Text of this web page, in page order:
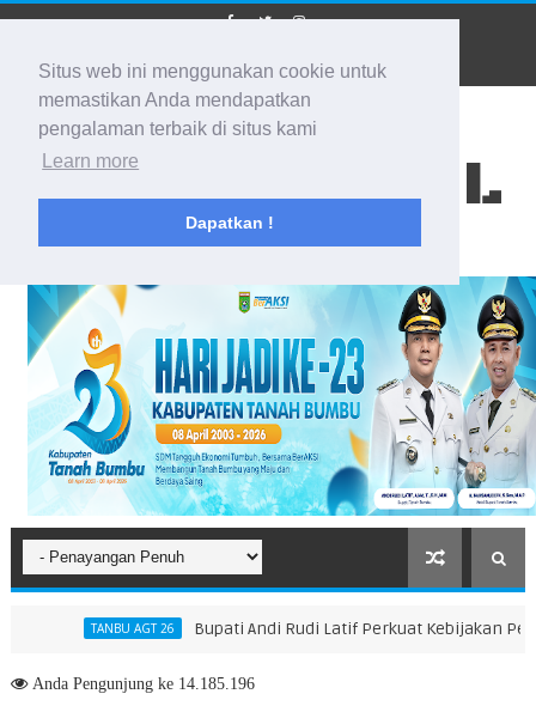
Situs web ini menggunakan cookie untuk
memastikan Anda mendapatkan
pengalaman terbaik di situs kami
Learn more
Dapatkan !
BIDIK KALSEL
Membidik Ke Segala Arah
TANBU AGT 26 Bupati Andi Rudi Latif Perkuat Kebijakan
AndaPengunjung ke 14.185.196